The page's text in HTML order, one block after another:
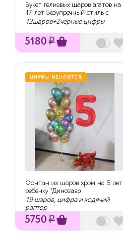
Букет гелиевых шаров агатов на
17 лет Безупречный стиль с
черн...
12шаров+2черные цифры
5180₽
ЦИФРЫ МЕНЯЮТСЯ
Фонтан из шаров хром на 5 лет
ребенку "Динозавр
Трицератопс"
19 шаров, цифра и ходячий
раптор
5750₽